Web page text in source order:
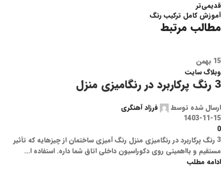
قدیمی‌تر
آموزش کامل ترکیب رنگ
مطالب مرتبط
15 بهمن
وبلاگ سایت
3 رنگ پرکاربرد در رنگامیزی منزل
ارسال شده توسط
فرزاد آهنگری
1403-11-15
0
3 رنگ پرکاربرد در رنگامیزی منزل رنگ آمیزی ساختمان از چیزهایه که تأثیر
مستقیم و بااهمیتی روی دکوراسیون داخلی اتاق شما داره. استفاده ا...
ادامه مطلب